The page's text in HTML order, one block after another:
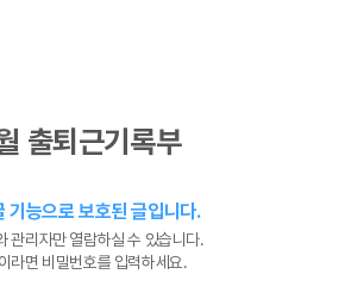
출퇴근기록부
기능으로 보호된 글입니다.
관리자만 열람하실 수 있습니다.
라면 비밀번호를 입력하세요.